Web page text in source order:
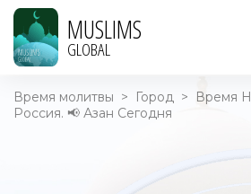
MUSLIMS
GLOBAL
Время молитвы > Город >
Время
Россия. 📢 Азан Сегодня